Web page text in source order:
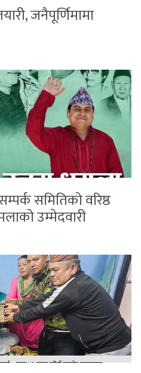
जनैपूर्णिमामा
समितिको वरिष्ठ
उम्मेदवारी